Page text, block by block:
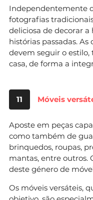
Independentemente
fotografias
deliciosa de decorar
histórias passadas.
devem seguir o estilo,
casa, de forma a
11 Móveis
Aposte em peças
como também de
brinquedos, roupas,
mantas, entre outros.
deste género de
Os móveis versáteis,